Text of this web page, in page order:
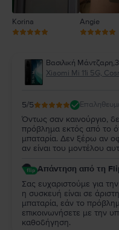
Korina Angie
Βασιλική Μάντζαρη,
Xiaomi Mi 11i 5G,
5/5
Όντως σαν καινούργιο,
πρόβλημα εκτός από το
μπαταρία. Δεν ξέρω αν
αν είναι του μοντέλου
Απάντηση από τη
Σας ευχαριστούμε για
η συσκευή είναι σε
μπαταρία, εάν το
επικοινωνήσετε με την
καθοδήγηση.